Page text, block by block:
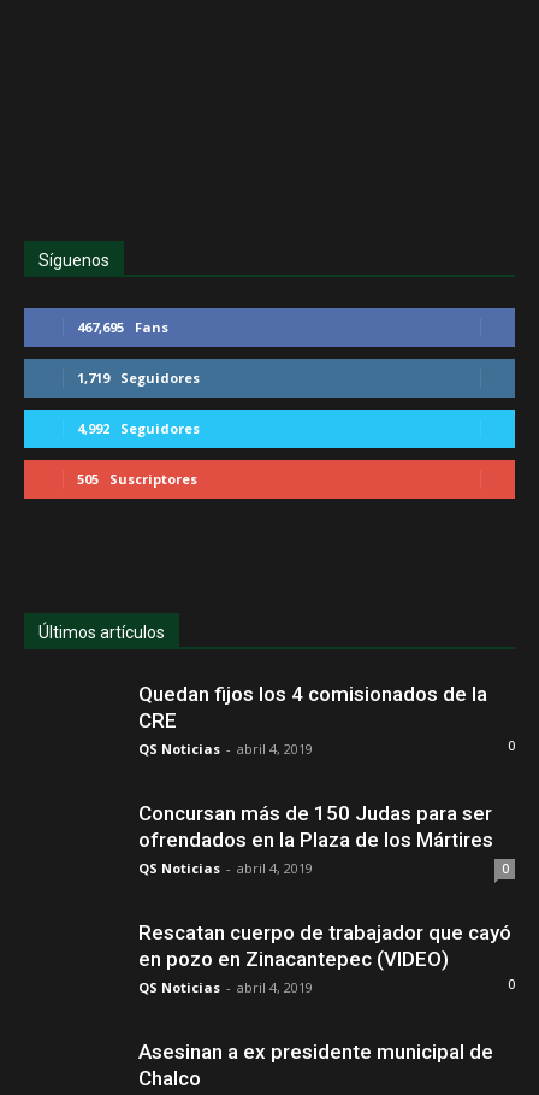
Síguenos
467,695 Fans
1,719 Seguidores
4,992 Seguidores
505 Suscriptores
Últimos artículos
Quedan fijos los 4 comisionados de la
CRE
QS Noticias - abril 4, 2019 0
Concursan más de 150 Judas para ser
ofrendados en la Plaza de los Mártires
QS Noticias - abril 4, 2019 0
Rescatan cuerpo de trabajador que cayó
en pozo en Zinacantepec (VIDEO)
QS Noticias - abril 4, 2019 0
Asesinan a ex presidente municipal de
Chalco